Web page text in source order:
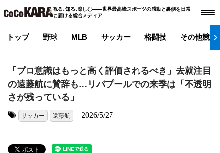
観る､知る､楽しむ――世界最高峰スポーツの感動と裏側を日常
に届ける総合メディア
トップ 野球 MLB サッカー 格闘技 その他競技
「プロ意識はもっと高く評価されるべき」去就注目
の遠藤航に賛辞も…リバプールでの来季は「不透明
さが残っている」
サッカー 遠藤航 2026/5/27